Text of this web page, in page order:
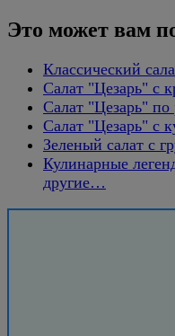
Это может вам
Классический
Салат "Цезарь" с
Салат "Цезарь" по
Салат "Цезарь" с
Зеленый салат с
Кулинарные
другие…